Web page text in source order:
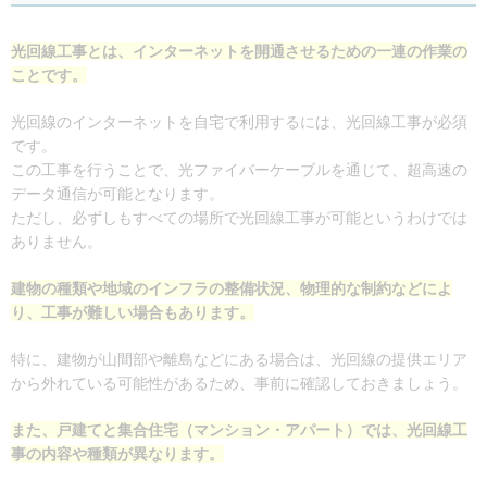
光回線工事とは、インターネットを開通させるための一連の作業の
ことです。
光回線のインターネットを自宅で利用するには、光回線工事が必須
です。
この工事を行うことで、光ファイバーケーブルを通じて、超高速の
データ通信が可能となります。
ただし、必ずしもすべての場所で光回線工事が可能というわけでは
ありません。
建物の種類や地域のインフラの整備状況、物理的な制約などによ
り、工事が難しい場合もあります。
特に、建物が山間部や離島などにある場合は、光回線の提供エリア
から外れている可能性があるため、事前に確認しておきましょう。
また、戸建てと集合住宅（マンション・アパート）では、光回線工
事の内容や種類が異なります。